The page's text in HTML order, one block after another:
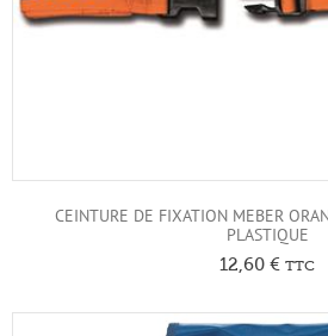
CEINTURE DE FIXATION MEBER
PLASTIQUE
12,60 € TTC